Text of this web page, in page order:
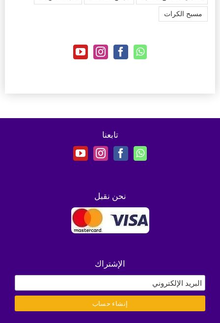
مسبح الكرات
تابعنا
نحن نقبل
الإشتراك